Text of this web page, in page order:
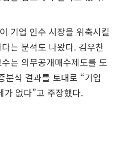
기업 인수 시장을 위축시킬
는 분석도 나왔다. 김우찬
는 의무공개매수제도를 도
분석 결과를 토대로 “기업
가 없다”고 주장했다.